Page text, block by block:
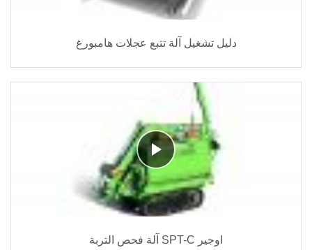
دليل تشغيل آلة تتبع عجلات هامبورغ
آلة فحص التربة SPT-C اوجير